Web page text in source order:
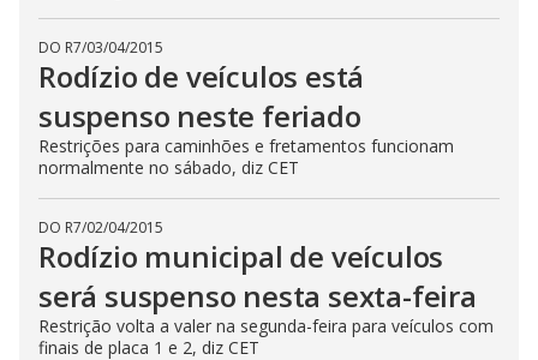
DO R7/03/04/2015
Rodízio de veículos está
suspenso neste feriado
Restrições para caminhões e fretamentos funcionam
normalmente no sábado, diz CET
DO R7/02/04/2015
Rodízio municipal de veículos
será suspenso nesta sexta-feira
Restrição volta a valer na segunda-feira para veículos com
finais de placa 1 e 2, diz CET